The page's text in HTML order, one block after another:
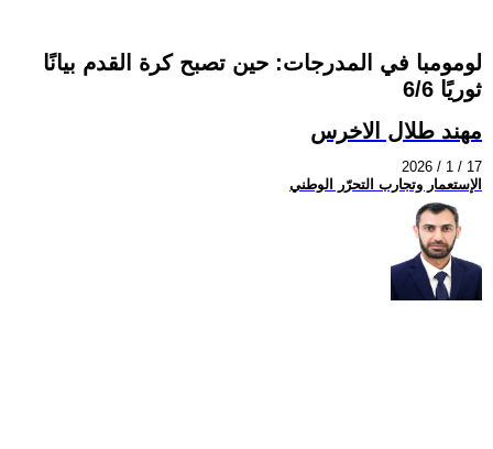
لومومبا في المدرجات: حين تصبح كرة القدم بيانًا
ثوريًا 6/6
مهند طلال الاخرس
2026 / 1 / 17
الإستعمار وتجارب التحرّر الوطني